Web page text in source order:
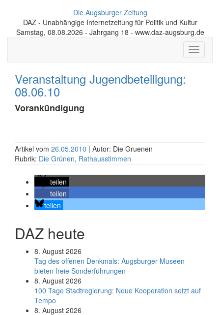
Die Augsburger Zeitung
DAZ - Unabhängige Internetzeitung für Politik und Kultur
Samstag, 08.08.2026 - Jahrgang 18 - www.daz-augsburg.de
Toggle
Veranstaltung Jugendbeteiligung:
08.06.10
Vorankündigung
Artikel vom 26.05.2010 | Autor: Die Gruenen
Rubrik: Die Grünen, Rathausstimmen
teilen
teilen
teilen
DAZ heute
8. August 2026
Tag des offenen Denkmals: Augsburger Museen
bieten freie Sonderführungen
8. August 2026
100 Tage Stadtregierung: Neue Kooperation setzt auf
Tempo
8. August 2026